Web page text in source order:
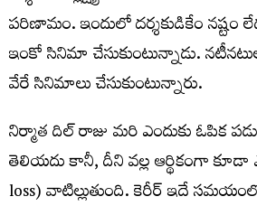
పరిణామం. ఇందులో దర్శకుడికేం నష్టం
ఇంకో సినిమా చేసుకుంటున్నాడు.
వేరే సినిమాలు చేసుకుంటున్నారు.
నిర్మాత దిల్రాజు మరి ఎందుకు ఓపిక
తెలియదు కానీ, దీని వల్ల ఆర్థికంగా కూడా
loss) వాటిల్లుతుంది. కెరీర్ఇదే సమయంలో